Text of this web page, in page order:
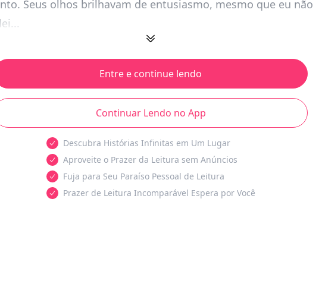
Seus olhos brilhavam de entusiasmo, mesmo que eu não
Entre e continue lendo
Continuar Lendo no App
Descubra Histórias Infinitas em Um Lugar
Aproveite o Prazer da Leitura sem Anúncios
Fuja para Seu Paraíso Pessoal de Leitura
Prazer de Leitura Incomparável Espera por Você